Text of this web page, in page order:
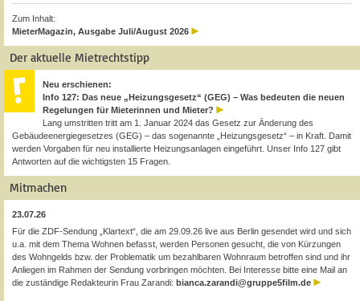
Zum Inhalt:
MieterMagazin, Ausgabe Juli/August 2026
Der aktuelle Mietrechtstipp
Neu erschienen:
Info 127: Das neue „Heizungsgesetz“ (GEG) – Was bedeuten die neuen
Regelungen für Mieterinnen und Mieter?
Lang umstritten tritt am 1. Januar 2024 das Gesetz zur Änderung des
Gebäudeenergiegesetzes (GEG) – das sogenannte „Heizungsgesetz“ – in Kraft. Damit
werden Vorgaben für neu installierte Heizungsanlagen eingeführt. Unser Info 127 gibt
Antworten auf die wichtigsten 15 Fragen.
Mitmachen
23.07.26
Für die ZDF-Sendung „Klartext“, die am 29.09.26 live aus Berlin gesendet wird und sich
u.a. mit dem Thema Wohnen befasst, werden Personen gesucht, die von Kürzungen
des Wohngelds bzw. der Problematik um bezahlbaren Wohnraum betroffen sind und ihr
Anliegen im Rahmen der Sendung vorbringen möchten. Bei Interesse bitte eine Mail an
die zuständige Redakteurin Frau Zarandi: bianca.zarandi@gruppe5film.de